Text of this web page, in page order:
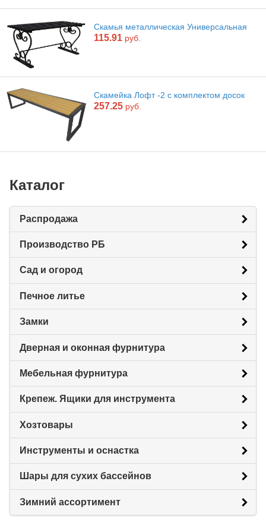
Скамья металлическая Универсальная
115.91 руб.
Скамейка Лофт -2 с комплектом досок
257.25 руб.
Каталог
Распродажа
Производство РБ
Сад и огород
Печное литье
Замки
Дверная и оконная фурнитура
Мебельная фурнитура
Крепеж. Ящики для инструмента
Хозтовары
Инструменты и оснастка
Шары для сухих бассейнов
Зимний ассортимент